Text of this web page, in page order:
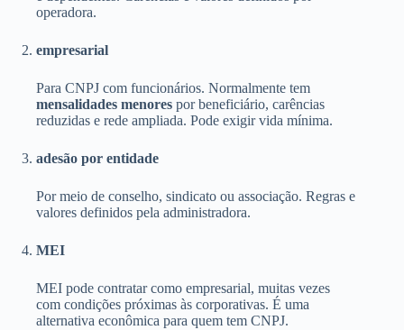
operadora.
empresarial
Para CNPJ com funcionários. Normalmente tem
mensalidades menores por beneficiário, carências
reduzidas e rede ampliada. Pode exigir vida mínima.
adesão por entidade
Por meio de conselho, sindicato ou associação. Regras e
valores definidos pela administradora.
MEI
MEI pode contratar como empresarial, muitas vezes
com condições próximas às corporativas. É uma
alternativa econômica para quem tem CNPJ.